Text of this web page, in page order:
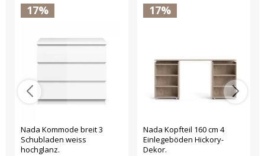
17%
Nada Kommode breit 3
Schubladen weiss
hochglanz.
17%
Nada Kopfteil 160 cm 4
Einlegeböden Hickory-
Dekor.